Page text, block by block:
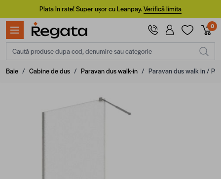
Mergi la ConținutPlata în rate! Super ușor cu Leanpay.Verifică limita
0
Caută produse dupa cod, denumire sau categorie
Baie / Cabine de dus / Paravan dus walk-in / Paravan dus walk in /